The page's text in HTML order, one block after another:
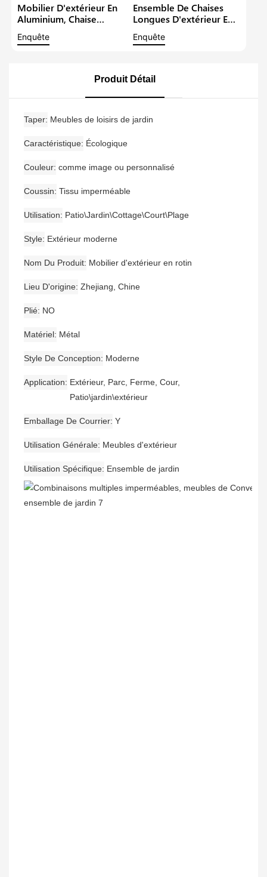
Mobilier D'extérieur En
Aluminium, Chaise
Métal, Groupe De
Étanche En Bois De Teck
Enquête
Ensemble De Chaises
Longues D'extérieur En
De Meubles De Patio,
Moderne En Aluminium
Enquête
Produit Détail
Taper Meubles de loisirs de jardin
Caractéristique Écologique
Couleur comme image ou personnalisé
Coussin Tissu imperméable
Utilisation Patio\Jardin\Cottage\Court\Plage
Style Extérieur moderne
Nom Du Produit Mobilier d'extérieur en rotin
Lieu D'origine Zhejiang, Chine
Plié NO
Matériel Métal
Style De Conception Moderne
Application
Extérieur, Parc, Ferme, Cour,
Patio\jardin\extérieur
Emballage De Courrier Y
Utilisation Générale Meubles d'extérieur
Utilisation Spécifique Ensemble de jardin